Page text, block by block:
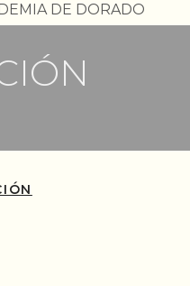
DE DORADO